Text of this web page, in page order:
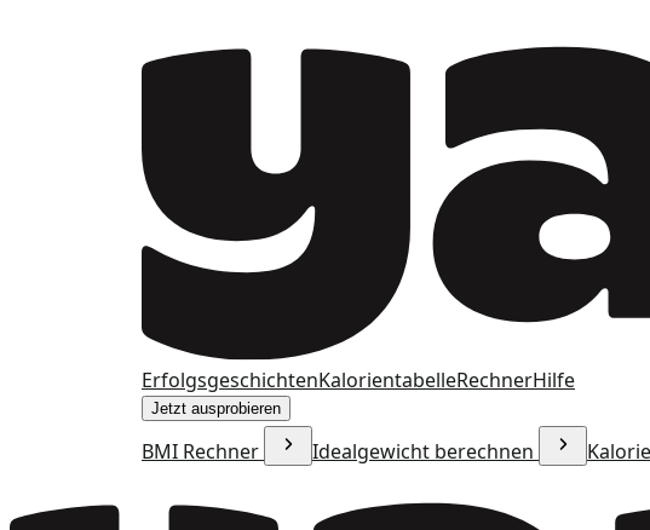
ErfolgsgeschichtenKalorientabelleRechnerHilfe
Jetzt ausprobieren
BMI Rechner Idealgewicht berechnen